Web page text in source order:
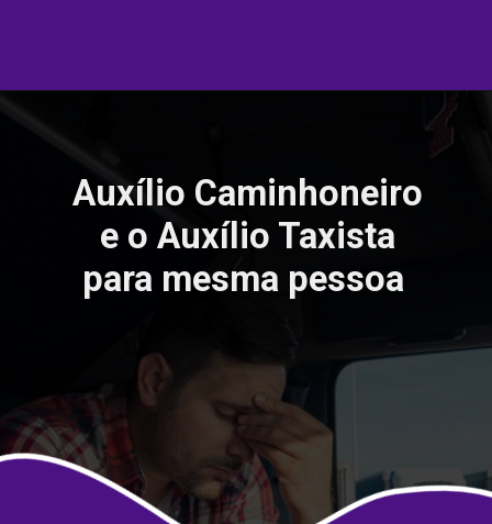
Auxílio Caminhoneiro
e o Auxílio Taxista
para mesma pessoa